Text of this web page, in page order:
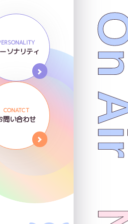
ソナリティ
CONATCT
問い合わせ